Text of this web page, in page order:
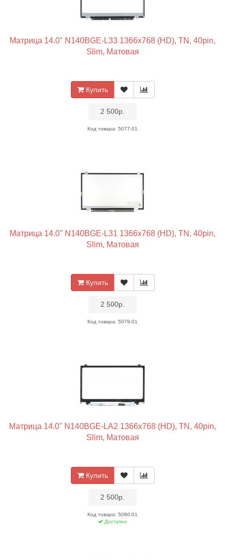
Матрица 14.0" N140BGE-L33 1366x768 (HD), TN, 40pin,
Slim, Матовая
Купить
2 500р.
Код товара: 5077-01
Матрица 14.0" N140BGE-L31 1366x768 (HD), TN, 40pin,
Slim, Матовая
Купить
2 500р.
Код товара: 5079-01
Матрица 14.0" N140BGE-LA2 1366x768 (HD), TN, 40pin,
Slim, Матовая
Купить
2 500р.
Код товара: 5080-01
Доступно